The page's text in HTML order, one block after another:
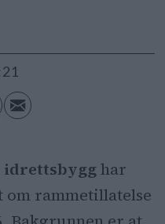
har
om rammetillatelse